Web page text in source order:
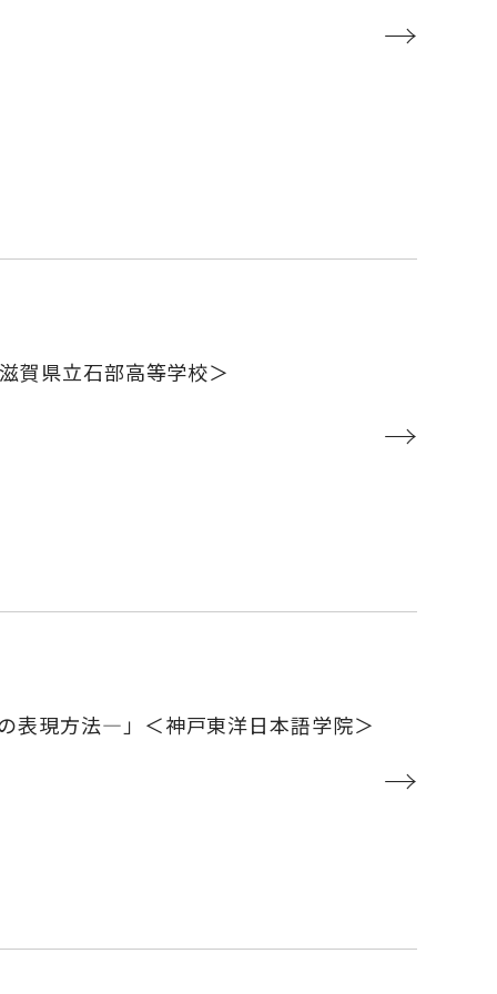
→
賀県立石部高等学校＞
→
現方法―」＜神戸東洋日本語学院＞
→